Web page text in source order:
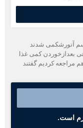
عمل آنوریسم‌ آنورشکمی شدند
بعدازخوردن کمی غذا
مراجعه کردیم گفتند
است.